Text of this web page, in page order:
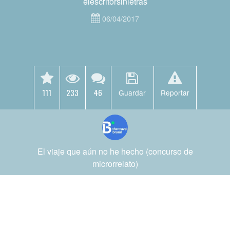
06/04/2017
111 233 46 Guardar Reportar
El viaje que aún no he hecho (concurso de
microrrelato)